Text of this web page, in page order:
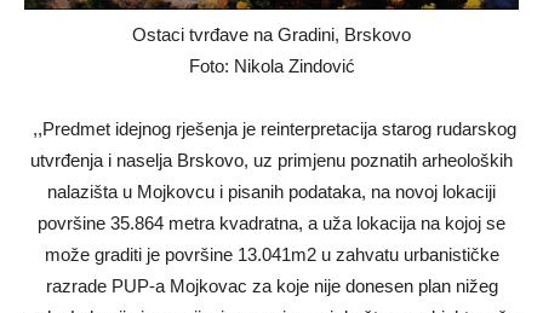
Ostaci tvrđave na Gradini, Brskovo
Foto: Nikola Zindović
,,Predmet idejnog rješenja je reinterpretacija starog rudarskog
utvrđenja i naselja Brskovo, uz primjenu poznatih arheoloških
nalazišta u Mojkovcu i pisanih podataka, na novoj lokaciji
površine 35.864 metra kvadratna, a uža lokacija na kojoj se
može graditi je površine 13.041m2 u zahvatu urbanističke
razrade PUP-a Mojkovac za koje nije donesen plan nižeg